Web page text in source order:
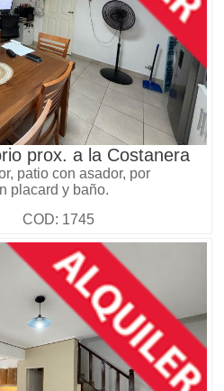
prox. a la Costanera
patio con asador, por
placard y baño.
COD: 1745